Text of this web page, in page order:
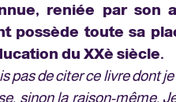
reniée par son
possède toute sa
du XXè siècle.
pas de citer ce livre dont je
sinon la raison-même.